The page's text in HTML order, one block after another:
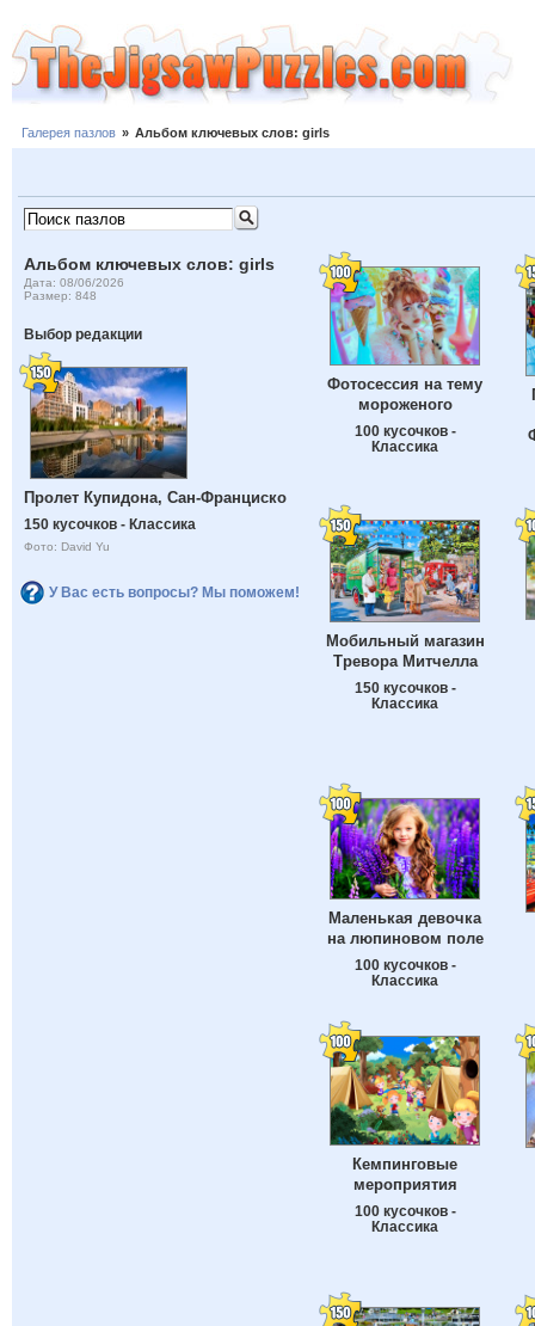
Галерея пазлов » Альбом ключевых слов: girls
Альбом ключевых слов: girls
Дата: 08/06/2026
Размер: 848
Выбор редакции
Пролет Купидона, Сан-Франциско
150 кусочков - Классика
Фото: David Yu
У Вас есть вопросы? Мы поможем!
Фотосессия на тему
мороженого
100 кусочков -
Классика
Мобильный магазин
Тревора Митчелла
150 кусочков -
Классика
Маленькая девочка
на люпиновом поле
100 кусочков -
Классика
Кемпинговые
мероприятия
100 кусочков -
Классика